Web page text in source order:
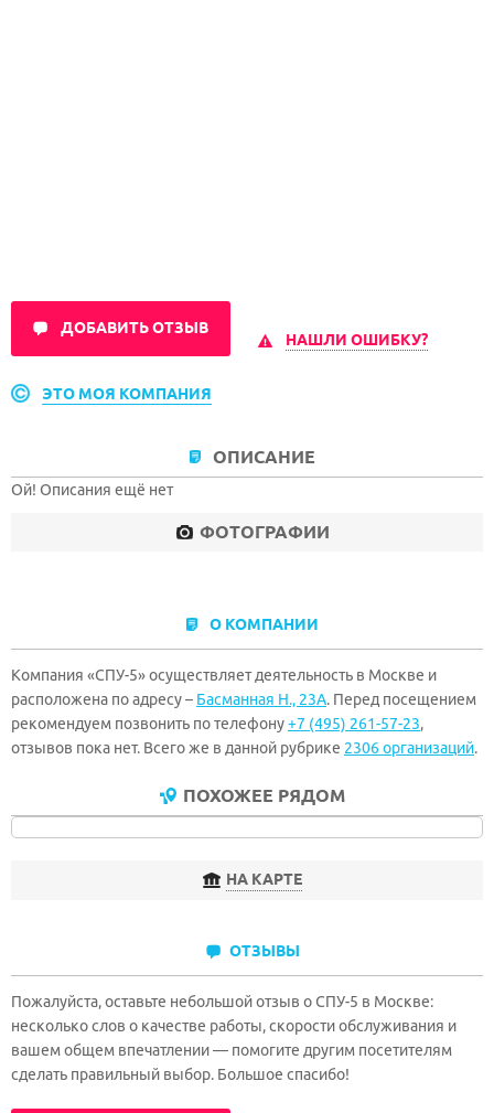
ДОБАВИТЬ ОТЗЫВ
НАШЛИ ОШИБКУ?
ЭТО МОЯ КОМПАНИЯ
ОПИСАНИЕ
Ой! Описания ещё нет
ФОТОГРАФИИ
О КОМПАНИИ
Компания «СПУ-5» осуществляет деятельность в Москве и
расположена по адресу – Басманная Н., 23А. Перед посещением
рекомендуем позвонить по телефону+7 (495) 261-57-23,
отзывов пока нет. Всего же в данной рубрике 2306 организаций.
ПОХОЖЕЕ РЯДОМ
НА КАРТЕ
ОТЗЫВЫ
Пожалуйста, оставьте небольшой отзыв о СПУ-5 в Москве:
несколько слов о качестве работы, скорости обслуживания и
вашем общем впечатлении — помогите другим посетителям
сделать правильный выбор. Большое спасибо!